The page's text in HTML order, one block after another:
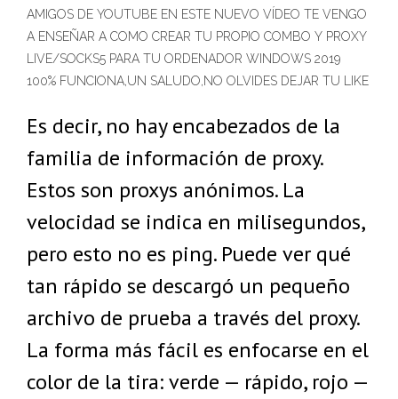
AMIGOS DE YOUTUBE EN ESTE NUEVO VÍDEO TE VENGO
A ENSEÑAR A COMO CREAR TU PROPIO COMBO Y PROXY
LIVE/SOCKS5 PARA TU ORDENADOR WINDOWS 2019
100% FUNCIONA,UN SALUDO,NO OLVIDES DEJAR TU LIKE
Es decir, no hay encabezados de la
familia de información de proxy.
Estos son proxys anónimos. La
velocidad se indica en milisegundos,
pero esto no es ping. Puede ver qué
tan rápido se descargó un pequeño
archivo de prueba a través del proxy.
La forma más fácil es enfocarse en el
color de la tira: verde — rápido, rojo —